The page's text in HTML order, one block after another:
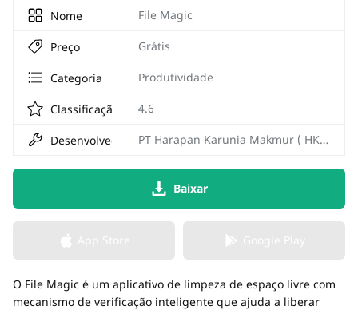
Nome File Magic
Preço Grátis
Categoria Produtividade
Classificação 4.6
Desenvolvedor PT Harapan Karunia Makmur ( HKM )
Baixar
O File Magic é um aplicativo de limpeza de espaço livre com
mecanismo de verificação inteligente que ajuda a liberar